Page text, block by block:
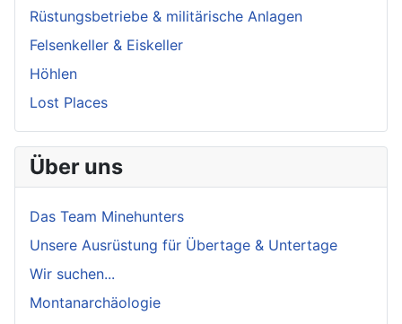
Rüstungsbetriebe & militärische Anlagen
Felsenkeller & Eiskeller
Höhlen
Lost Places
Über uns
Das Team Minehunters
Unsere Ausrüstung für Übertage & Untertage
Wir suchen...
Montanarchäologie